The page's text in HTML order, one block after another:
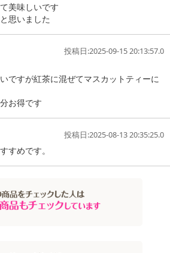
美味しいです
思いました
投稿日:2025-09-15 20:13:57.0
ですが紅茶に混ぜてマスカットティーに
お得です
投稿日:2025-08-13 20:35:25.0
すめです。